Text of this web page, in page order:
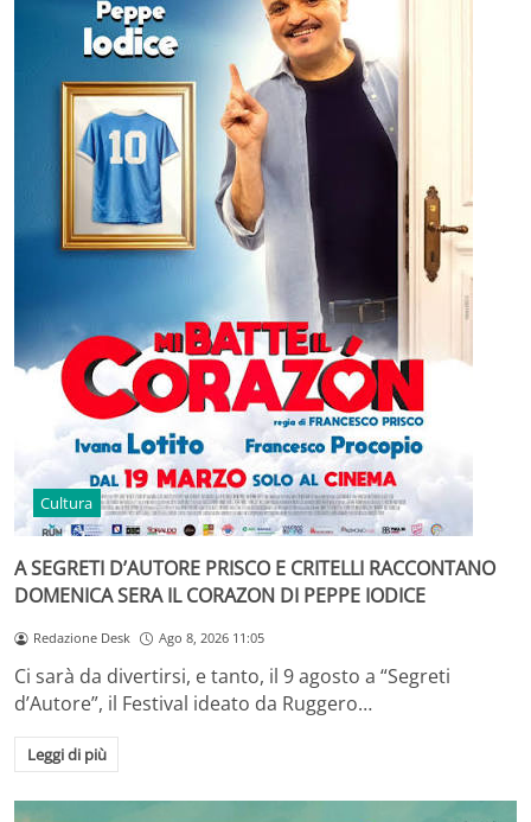
Cultura
A SEGRETI D’AUTORE PRISCO E CRITELLI RACCONTANO
DOMENICA SERA IL CORAZON DI PEPPE IODICE
Redazione Desk Ago 8, 2026 11:05
Ci sarà da divertirsi, e tanto, il 9 agosto a “Segreti
d’Autore”, il Festival ideato da Ruggero…
Leggi di più